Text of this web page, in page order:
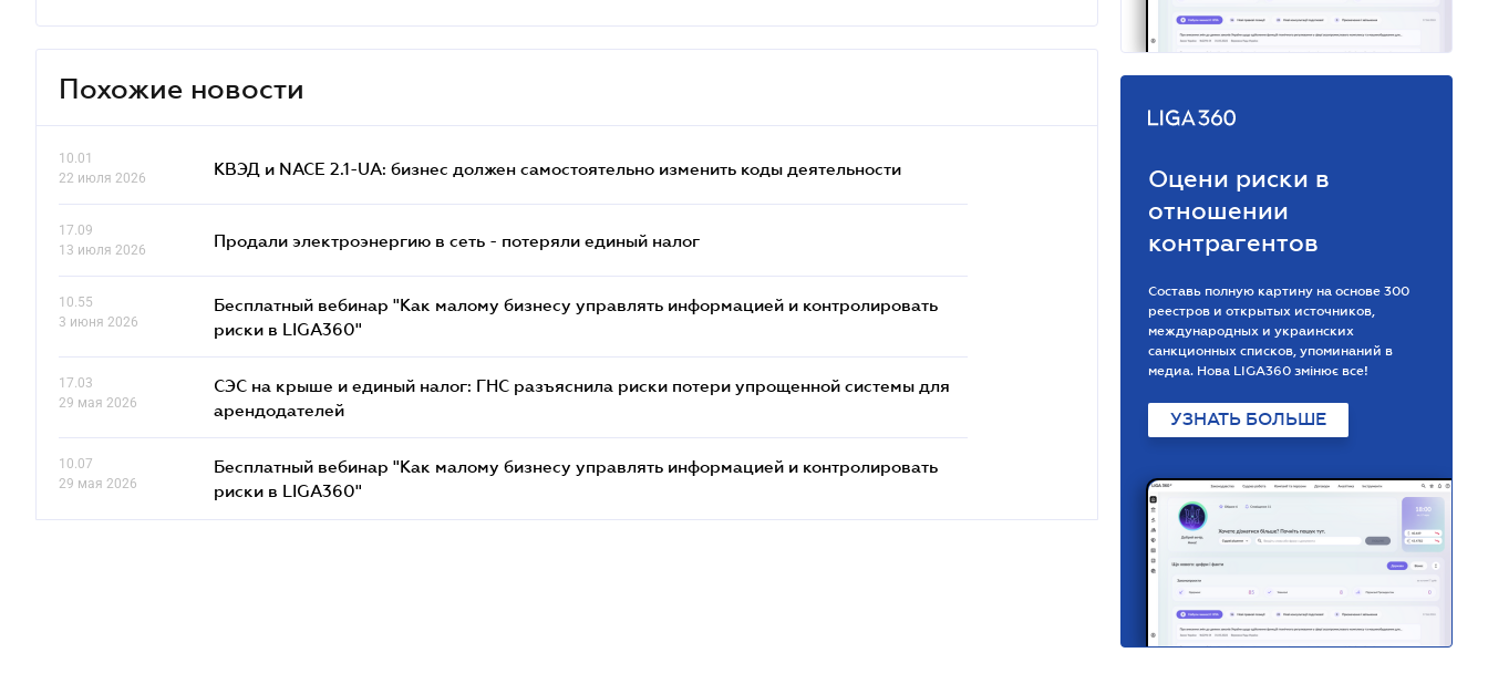
Похожие новости
10.01
22 июля 2026
КВЭД и NACE 2.1-UA: бизнес должен самостоятельно изменить коды деятельности
17.09
13 июля 2026
Продали электроэнергию в сеть - потеряли единый налог
10.55
3 июня 2026
Бесплатный вебинар "Как малому бизнесу управлять информацией и контролировать
риски в LIGA360"
17.03
29 мая 2026
СЭС на крыше и единый налог: ГНС разъяснила риски потери упрощенной системы для
арендодателей
10.07
29 мая 2026
Бесплатный вебинар "Как малому бизнесу управлять информацией и контролировать
риски в LIGA360"
Оцени риски в
отношении
контрагентов
Составь полную картину на основе 300
реестров и открытых источников,
международных и украинских
санкционных списков, упоминаний в
медиа. Нова LIGA360 змінює все!
УЗНАТЬ БОЛЬШЕ